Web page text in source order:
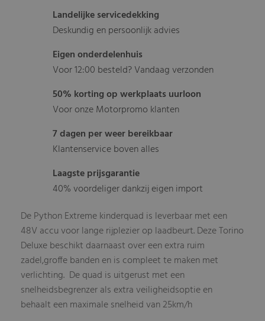
Landelijke servicedekking
Deskundig en persoonlijk advies
Eigen onderdelenhuis
Voor 12:00 besteld? Vandaag verzonden
50% korting op werkplaats uurloon
Voor onze Motorpromo klanten
7 dagen per weer bereikbaar
Klantenservice boven alles
Laagste prijsgarantie
40% voordeliger dankzij eigen import
De Python Extreme kinderquad is leverbaar met een
48V accu voor lange rijplezier op laadbeurt. Deze Torino
Deluxe beschikt daarnaast over een extra ruim
zadel,groffe banden en is compleet te maken met
verlichting. De quad is uitgerust met een
snelheidsbegrenzer als extra veiligheidsoptie en
behaalt een maximale snelheid van 25km/h